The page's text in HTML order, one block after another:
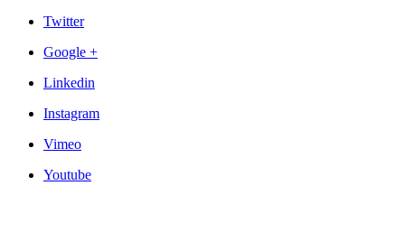
Twitter
Google +
Linkedin
Instagram
Vimeo
Youtube